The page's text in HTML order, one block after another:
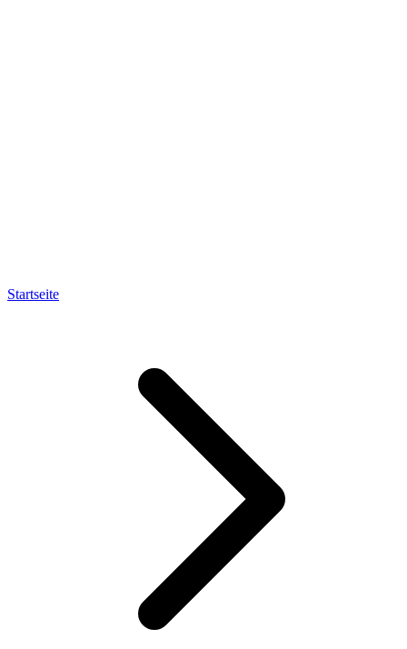
Startseite